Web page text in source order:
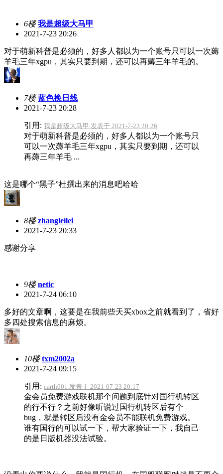
6楼 我是超级大马甲
2021-7-23 20:26
对于萌新科普是必须的，好多人都以为一个账号只可以一次薅
羊毛三年xgpu，其实只要到期，还可以再薅三年羊毛的。
7楼 蓝色换日线
2021-7-23 20:28
引用: 我是超级大马甲 发表于 2021-7-23 20:26
对于萌新科普是必须的，好多人都以为一个账号只
可以一次薅羊毛三年xgpu，其实只要到期，还可以
再薅三年羊毛 ...
这是哪个“黑子”杜撰出来的消息吧哈哈
8楼 zhangleilei
2021-7-23 20:33
感谢分享
9楼 netic
2021-7-24 06:10
多好的文章啊，这要是在我前些天买xbox之前就看到了，省好
多四处搜索信息的麻烦。
10楼 txm2002a
2021-7-24 09:15
引用: earth001 发表于 2021-07-23 20:17
金会员免费游戏联机那个问题到底针对国行机转区
的行不行？之前好像听说过国行机转区后有个
bug，就是转区后没有金会员不能联机免费游戏。
谁有国行的可以试一下，帮大家验证一下，我自己
的是日版机器没法试验。